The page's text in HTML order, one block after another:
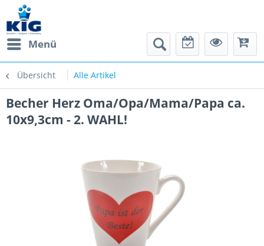
Menü
Übersicht Alle Artikel
Becher Herz Oma/Opa/Mama/Papa ca.
10x9,3cm - 2. WAHL!